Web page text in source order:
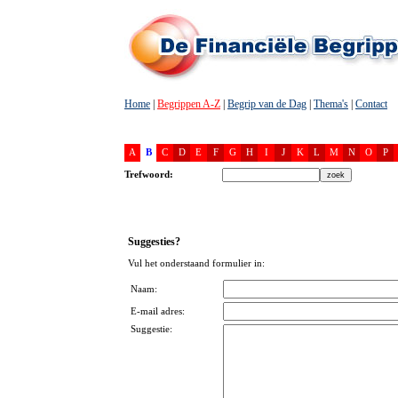
Home Begrippen A-Z Begrip van de Dag Thema's Contact
A B C D E F G H I J K L M N O P
Trefwoord:
Suggesties?
Vul het onderstaand formulier in:
Naam:
E-mail adres:
Suggestie: